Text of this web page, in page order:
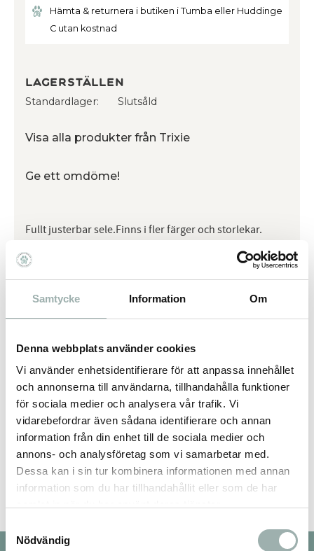
Samtycke Information Om
Denna webbplats använder cookies
Vi använder enhetsidentifierare för att anpassa innehållet
och annonserna till användarna, tillhandahålla funktioner
för sociala medier och analysera vår trafik. Vi
vidarebefordrar även sådana identifierare och annan
information från din enhet till de sociala medier och
annons- och analysföretag som vi samarbetar med.
Dessa kan i sin tur kombinera informationen med annan
information som du har tillhandahållit eller som de har
Nödvändig
Hämta & returnera i butiken i Tumba eller Huddinge
C utan kostnad
Lagerställen
Standardlager Slutsåld
Visa alla produkter från Trixie
Ge ett omdöme!
Fullt justerbar sele.Finns i fler färger och storlekar.
Omdömen
Du
Bli den första att lämna ett omdöme.